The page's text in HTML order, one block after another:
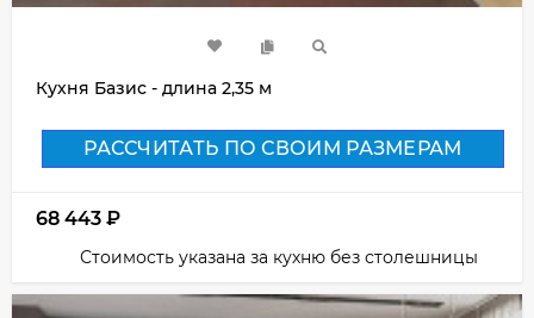
Кухня Базис - длина 2,35 м
РАССЧИТАТЬ ПО СВОИМ РАЗМЕРАМ
68 443 ₽
Стоимость указана за кухню без столешницы